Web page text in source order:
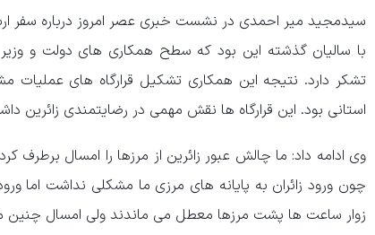
سیدمجید میر احمدی در نشست خبری عصر امروز درباره سفر
با سالیان گذشته این بود که سطح همکاری های دولت و
تشکر دارد. نتیجه این همکاری تشکیل قرارگاه های عملیات
استانی بود. این قرارگاه ها نقش مهمی در رضایتمندی زائرین
وی ادامه داد: ما چالش عبور زائرین از مرزها را امسال برطرف
چون ورود زائران به پایانه های مرزی ما مشکلی نداشت اما
زوار ساعت ها پشت مرزها معطل می ماندند ولی امسال